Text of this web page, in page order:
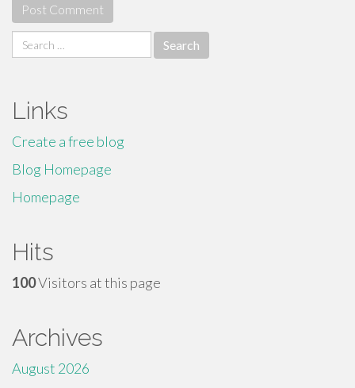
Search
for:
Links
Create a free blog
Blog Homepage
Homepage
Hits
100Visitors at this page
Archives
August 2026